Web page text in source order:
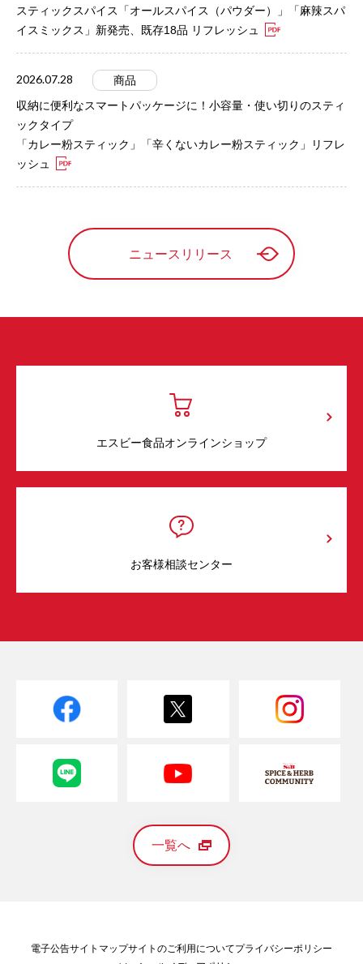
スティックスパイス「オールスパイス（パウダー）」「麻辣スパ
イスミックス」新発売、既存18品 リフレッシュ
2026.07.28
商品
収納に便利なスマートパッケージに！小容量・使い切りのスティ
ックタイプ
「カレー粉スティック」「辛くないカレー粉スティック」リフレ
ッシュ
ニュースリリース
エスビー食品オンラインショップ
お客様相談センター
一覧へ
電子公告サイトマップサイトのご利用についてプライバシーポリシー